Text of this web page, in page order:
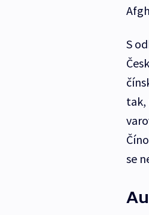
S
tak,
se